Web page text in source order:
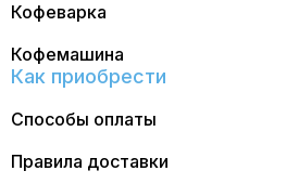
Кофеварка
Кофемашина
Как приобрести
Способы оплаты
Правила доставки